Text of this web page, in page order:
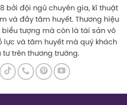
bởi đội ngũ chuyên gia, kĩ thuật
và đầy tâm huyết. Thương hiệu
biểu tượng mà còn là tài sản vô
lực và tâm huyết mà quý khách
trên thương trường.